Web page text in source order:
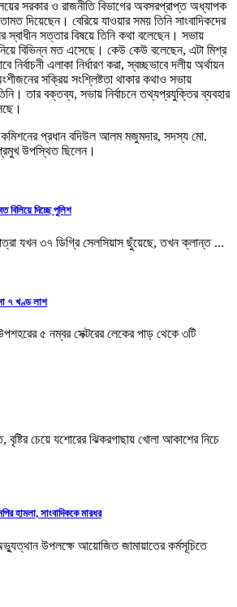
সরকার ও রাজনীতি বিভাগের অবসরপ্রাপ্ত অধ্যাপক
দিয়েছেন। বেরিয়ে যাওয়ার সময় তিনি সাংবাদিকদের
স্বাধীন সত্তার বিষয়ে তিনি কথা বলেছেন। সভায়
বিভিন্ন মত এসেছে। কেউ কেউ বলেছেন, এটা মিশ্র
এলাকা নির্ধারণ করা, স্বচ্ছভাবে দলীয় অর্থায়ন
সক্রিয় সংশ্লিষ্টতা থাকার কথাও সভায়
তার বক্তব্য, সভায় নির্বাচনে তথ্যপ্রযুক্তির ব্যবহার
কমিশনের প্রধান বদিউল আলম মজুমদার, সদস্য মো.
উপস্থিত ছিলেন।
বিলিয়ে দিচ্ছে পুলিশ
যখন ৩৭ ডিগ্রি সেলসিয়াস ছুঁয়েছে, তখন ক্লান্ত ...
৭ খণ্ড লাশ
৫ নম্বর সেক্টরের লেকের পাড় থেকে ৩টি
বৃষ্টির চেয়ে যশোরের ঝিকরগাছায় খোলা আকাশের নিচে
হামলা, সাংবাদিককে মারধর
উপলক্ষে আয়োজিত জামায়াতের কর্মসূচিতে